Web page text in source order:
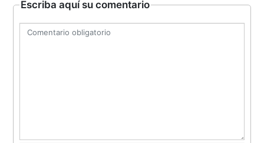
Escriba aquí su comentario